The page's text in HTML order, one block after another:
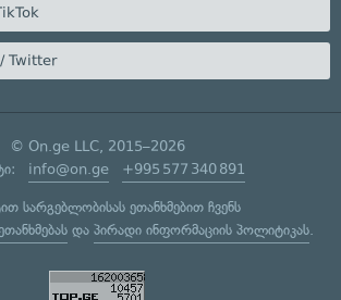
Twitter
© On.ge LLC, 2015–2026
info@on.ge +995 577 340 891
სარგებლობისას ეთანხმებით ჩვენს
და პირადი ინფორმაციის პოლიტიკას.